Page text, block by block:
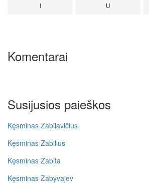
I U
Komentarai
Susijusios paieškos
Kęsminas Zabilavičius
Kęsminas Zabilius
Kęsminas Zabita
Kęsminas Zabyvajev